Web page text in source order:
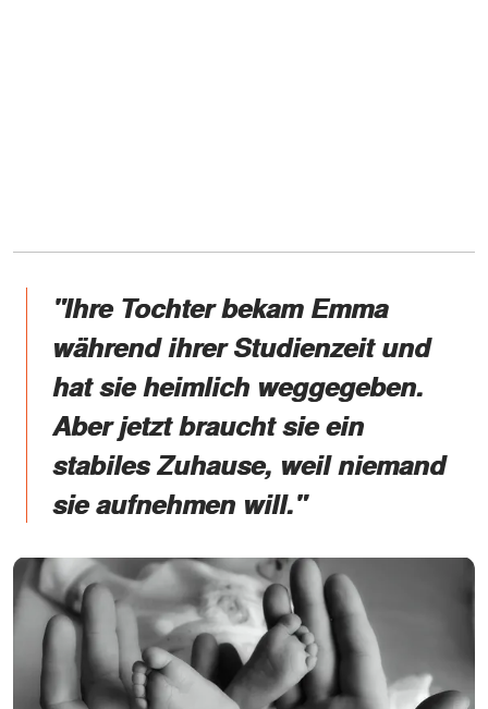
"Ihre Tochter bekam Emma
während ihrer Studienzeit und
hat sie heimlich weggegeben.
Aber jetzt braucht sie ein
stabiles Zuhause, weil niemand
sie aufnehmen will."